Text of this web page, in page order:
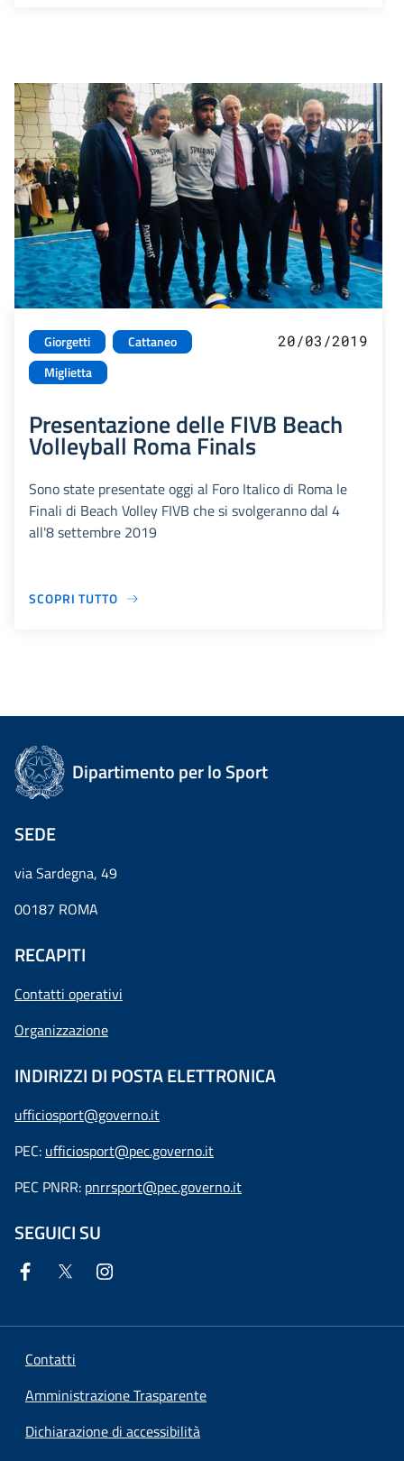
Giorgetti
Cattaneo
Miglietta
20/03/2019
Presentazione delle FIVB Beach
Volleyball Roma Finals
Sono state presentate oggi al Foro Italico di Roma le
Finali di Beach Volley FIVB che si svolgeranno dal 4
all'8 settembre 2019
SCOPRI TUTTO
Dipartimento per lo Sport
SEDE
via Sardegna, 49
00187 ROMA
RECAPITI
Contatti operativi
Organizzazione
INDIRIZZI DI POSTA ELETTRONICA
ufficiosport@governo.it
PEC: ufficiosport@pec.governo.it
PEC PNRR: pnrrsport@pec.governo.it
SEGUICI SU
Contatti
Amministrazione Trasparente
Dichiarazione di accessibilità